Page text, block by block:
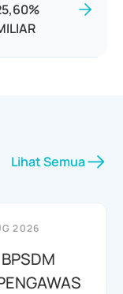
Lihat Semua
2026